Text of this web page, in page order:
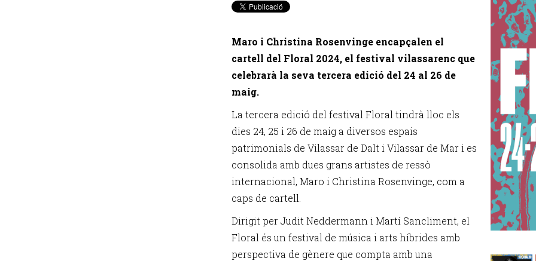
Maro i Christina Rosenvinge encapçalen el
cartell del Floral 2024, el festival vilassarenc que
celebrarà la seva tercera edició del 24 al 26 de
maig.
La tercera edició del festival Floral tindrà lloc els
dies 24, 25 i 26 de maig a diversos espais
patrimonials de Vilassar de Dalt i Vilassar de Mar i es
consolida amb dues grans artistes de ressò
internacional, Maro i Christina Rosenvinge, com a
caps de cartell.
Dirigit per Judit Neddermann i Martí Sancliment, el
Floral és un festival de música i arts híbrides amb
perspectiva de gènere que compta amb una